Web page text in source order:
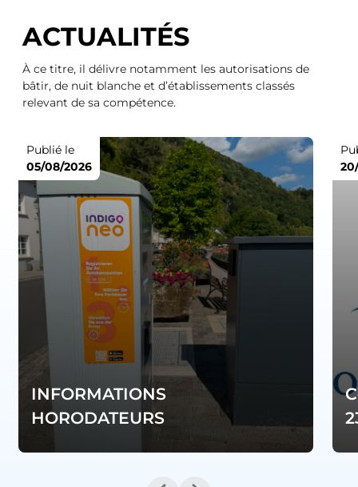
ACTUALITÉS
À ce titre, il délivre notamment les autorisations de
bâtir, de nuit blanche et d’établissements classés
relevant de sa compétence.
INFORMATIONS
HORODATEURS
Publié le
05/08/2026